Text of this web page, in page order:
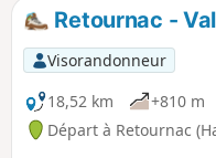
Retournac -
Visorandonneur
18,52 km
+810 m
Départ à Retournac